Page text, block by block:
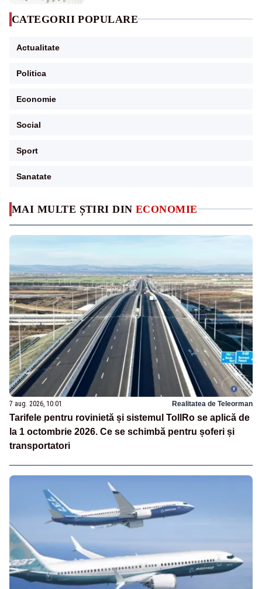
MAI MULTE ȘTIRI DIN ECONOMIE
7 aug. 2026, 10:01 Realitatea de Teleorman
Tarifele pentru rovinietă și sistemul TollRo se aplică de
la 1 octombrie 2026. Ce se schimbă pentru șoferi și
transportatori
CATEGORII POPULARE
Actualitate
Politica
Economie
Social
Sport
Sanatate